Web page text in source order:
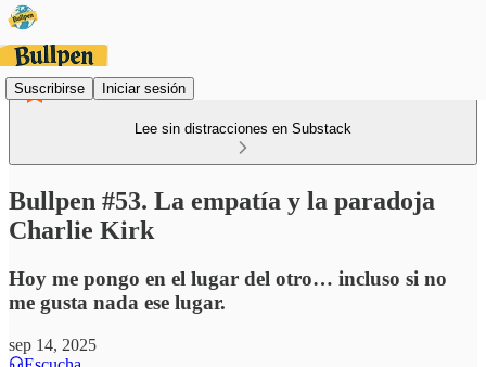
Suscribirse Iniciar sesión
Lee sin distracciones en Substack
Bullpen #53. La empatía y la paradoja
Charlie Kirk
Hoy me pongo en el lugar del otro… incluso si no
me gusta nada ese lugar.
sep 14, 2025